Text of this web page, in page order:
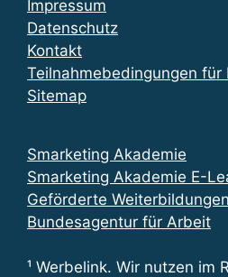
Impressum
Datenschutz
Kontakt
Teilnahmebedingungen für
Sitemap
Smarketing Akademie
Smarketing Akademie E-
Geförderte
Bundesagentur für Arbeit
¹ Werbelink. Wir nutzen im